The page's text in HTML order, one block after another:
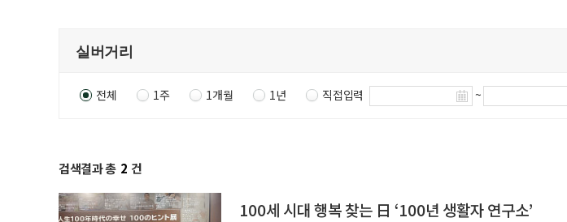
전체 1주 1개월 1년 직접입력 ~
검색결과 총 2 건
100세 시대 행복 찾는 日 ‘100년 생활자 연구소’